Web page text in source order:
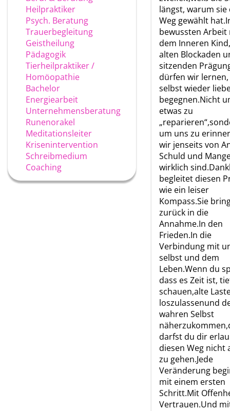
Heilpraktiker
Psych. Beratung
Trauerbegleitung
Geistheilung
Pädagogik
Tierheilpraktiker /
Homöopathie
Bachelor
Energiearbeit
Unternehmensberatung
Runenorakel
Meditationsleiter
Krisenintervention
Schreibmedium
Coaching
längst, warum sie
Weg gewählt
bewussten Arbeit
dem Inneren
alten Blockaden
sitzenden
dürfen wir
selbst wieder
begegnen.Nicht
etwas zu
um uns zu
wir jenseits von
Schuld und
wirklich
begleitet diesen
wie ein leiser
Kompass.Sie
zurück in die
Annahme.In den
Frieden.In die
Verbindung mit
selbst und dem
Leben.Wenn du
dass es Zeit ist,
schauen,alte
loszulassenund
wahren Selbst
darfst du dir
diesen Weg nicht
zu gehen.Jede
Veränderung
mit einem ersten
Schritt.Mit
Vertrauen.Und